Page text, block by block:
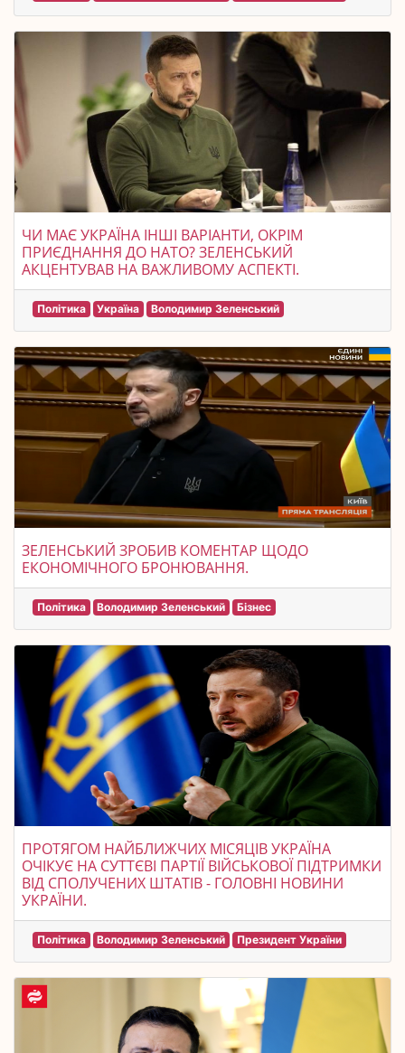
ЧИ МАЄ УКРАЇНА ІНШІ ВАРІАНТИ, ОКРІМ
ПРИЄДНАННЯ ДО НАТО? ЗЕЛЕНСЬКИЙ
АКЦЕНТУВАВ НА ВАЖЛИВОМУ АСПЕКТІ.
Політика Україна Володимир Зеленський
ЗЕЛЕНСЬКИЙ ЗРОБИВ КОМЕНТАР ЩОДО
ЕКОНОМІЧНОГО БРОНЮВАННЯ.
Політика Володимир Зеленський Бізнес
ПРОТЯГОМ НАЙБЛИЖЧИХ МІСЯЦІВ УКРАЇНА
ОЧІКУЄ НА СУТТЄВІ ПАРТІЇ ВІЙСЬКОВОЇ ПІДТРИМКИ
ВІД СПОЛУЧЕНИХ ШТАТІВ - ГОЛОВНІ НОВИНИ
УКРАЇНИ.
Політика Володимир Зеленський Президент України